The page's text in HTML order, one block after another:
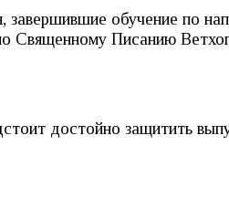
завершившие обучение по
Священному Писанию
достойно защитить